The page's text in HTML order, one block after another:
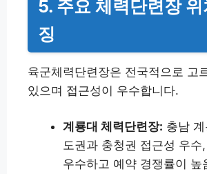
5. 주요 체력단련장
징
육군체력단련장은 전국적으로 고
있으며 접근성이 우수합니다.
계룡대 체력단련장: 충남
도권과 충청권 접근성 우수
우수하고 예약 경쟁률이 높